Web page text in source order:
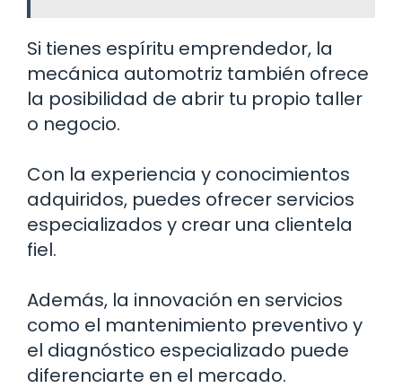
Si tienes espíritu emprendedor, la
mecánica automotriz también ofrece
la posibilidad de abrir tu propio taller
o negocio.
Con la experiencia y conocimientos
adquiridos, puedes ofrecer servicios
especializados y crear una clientela
fiel.
Además, la innovación en servicios
como el mantenimiento preventivo y
el diagnóstico especializado puede
diferenciarte en el mercado.